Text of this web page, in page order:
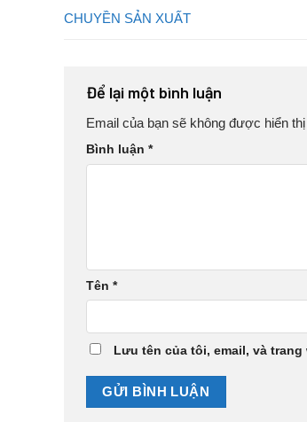
CHUYỀN SẢN XUẤT
Để lại một bình luận
Email của bạn sẽ không được hiển
Bình luận *
Tên *
Lưu tên của tôi, email, và